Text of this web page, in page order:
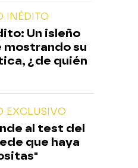
INÉDITO
Un isleño
mostrando su
¿de quién
EXCLUSIVO
al test del
que haya